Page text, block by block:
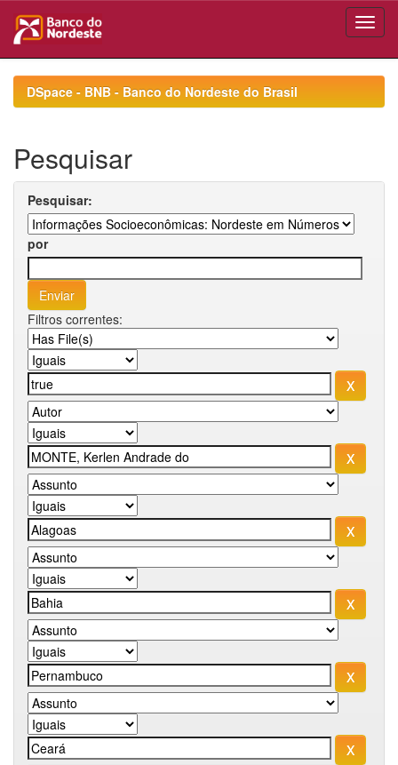
navigationDSpace - BNB - Banco do Nordeste do Brasil
Pesquisar
Pesquisar:
por
Filtros correntes: